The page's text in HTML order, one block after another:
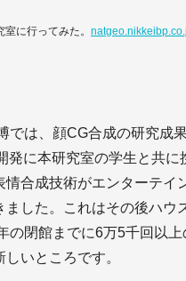
室に行ってみた。
では、顔CG合成の研究成
発に本研究室の学生と共
情合成技術がエンターテイ
ました。これはその後ハウ
の閉館までに6万5千回以
いところです。